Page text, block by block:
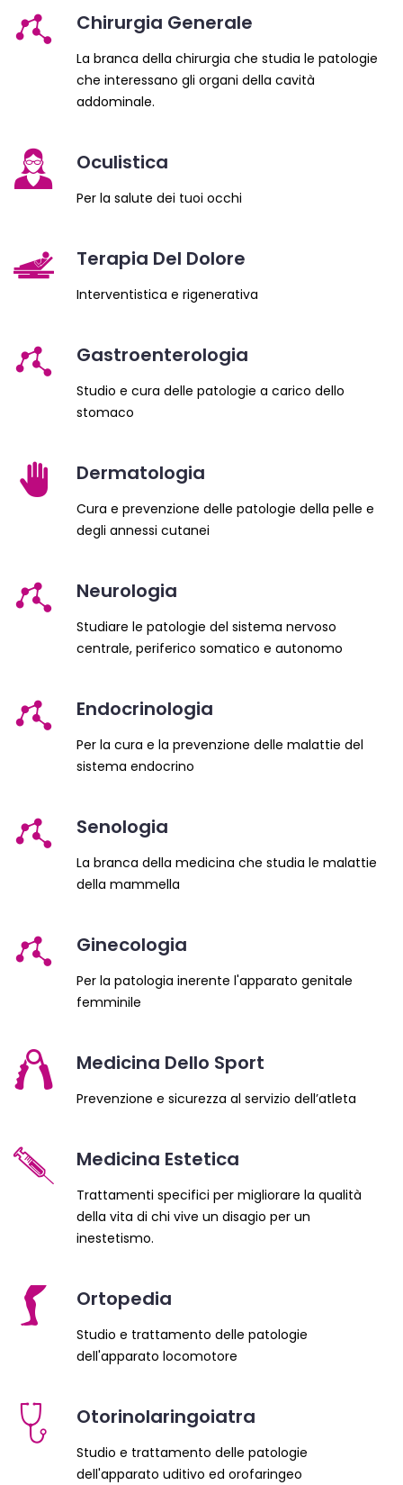
Chirurgia Generale
La branca della chirurgia che studia le patologie
che interessano gli organi della cavità
addominale.
Oculistica
Per la salute dei tuoi occhi
Terapia Del Dolore
Interventistica e rigenerativa
Gastroenterologia
Studio e cura delle patologie a carico dello
stomaco
Dermatologia
Cura e prevenzione delle patologie della pelle e
degli annessi cutanei
Neurologia
Studiare le patologie del sistema nervoso
centrale, periferico somatico e autonomo
Endocrinologia
Per la cura e la prevenzione delle malattie del
sistema endocrino
Senologia
La branca della medicina che studia le malattie
della mammella
Ginecologia
Per la patologia inerente l'apparato genitale
femminile
Medicina Dello Sport
Prevenzione e sicurezza al servizio dell’atleta
Medicina Estetica
Trattamenti specifici per migliorare la qualità
della vita di chi vive un disagio per un
inestetismo.
Ortopedia
Studio e trattamento delle patologie
dell'apparato locomotore
Otorinolaringoiatra
Studio e trattamento delle patologie
dell'apparato uditivo ed orofaringeo